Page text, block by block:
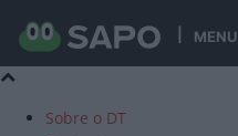
MENU
Sobre o DT